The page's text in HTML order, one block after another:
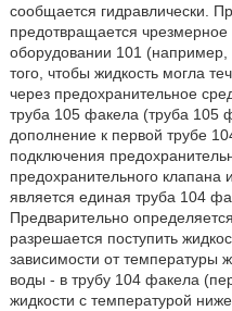
сообщается гидравлически.
предотвращается
оборудовании 101
того, чтобы жидкость могла
через предохранительное
труба 105 факела (труба 105
дополнение к первой трубе
подключения
предохранительного клапана
является единая труба 104
Предварительно
разрешается поступить
зависимости от температуры
воды - в трубу 104 факела
жидкости с температурой